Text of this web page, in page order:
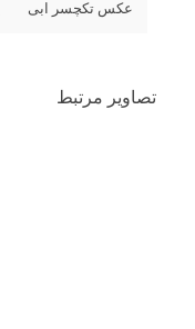
عکس تکچسر ابی
تصاویر مرتبط